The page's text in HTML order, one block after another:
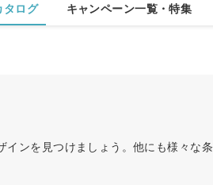
タログ キャンペーン一覧・特集
ンを見つけましょう。他にも様々な